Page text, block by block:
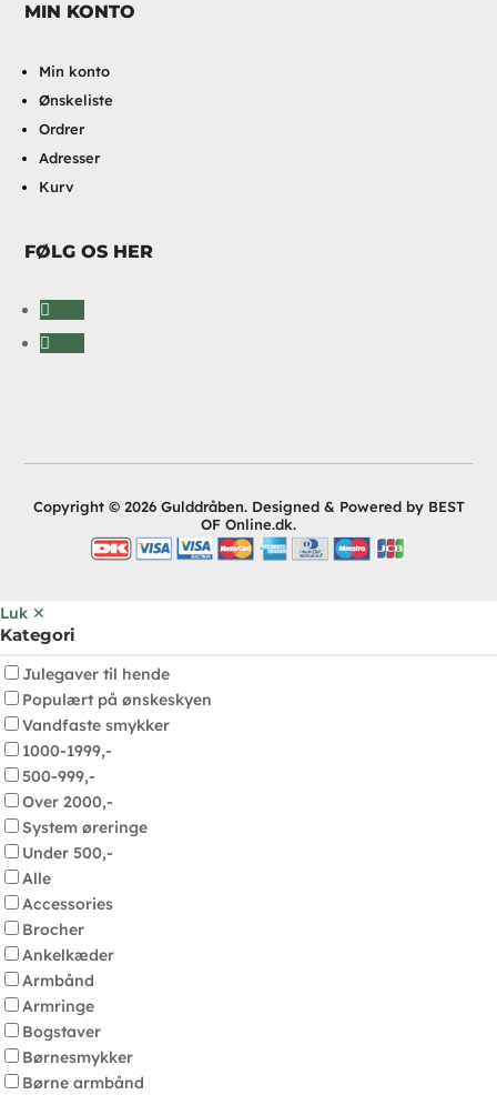
MIN KONTO
Min konto
Ønskeliste
Ordrer
Adresser
Kurv
FØLG OS HER
Copyright © 2026 Gulddråben. Designed & Powered by BEST
OF Online.dk.
Luk ✕
Kategori
Julegaver til hende
Populært på ønskeskyen
Vandfaste smykker
1000-1999,-
500-999,-
Over 2000,-
System øreringe
Under 500,-
Alle
Accessories
Brocher
Ankelkæder
Armbånd
Armringe
Bogstaver
Børnesmykker
Børne armbånd